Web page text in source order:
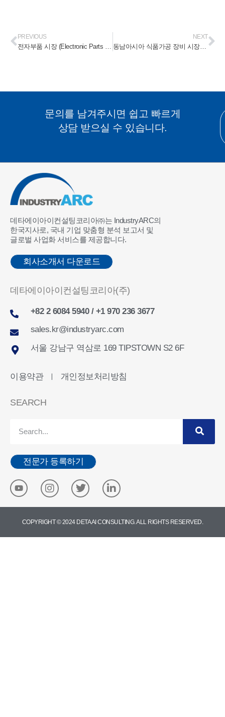
PREVIOUS NEXT
동남아시아 식품가공 장비 시장 (Southeast Asia Food Processing Equipment Market) 2024-2030
문의를 남겨주시면 쉽고 빠르게
상담 받으실 수 있습니다.
데타에이아이컨설팅코리아㈜는 IndustryARC의
한국지사로, 국내 기업 맞춤형 분석 보고서 및
글로벌 사업화 서비스를 제공합니다.
회사소개서 다운로드
데타에이아이컨설팅코리아(주)
+82 2 6084 5940 / +1 970 236 3677
sales.kr@industryarc.com
서울 강남구 역삼로 169 TIPSTOWN S2 6F
이용약관 ㅣ 개인정보처리방침
SEARCH
전문가 등록하기
COPYRIGHT © 2024 DETA AI CONSULTING. ALL RIGHTS RESERVED.